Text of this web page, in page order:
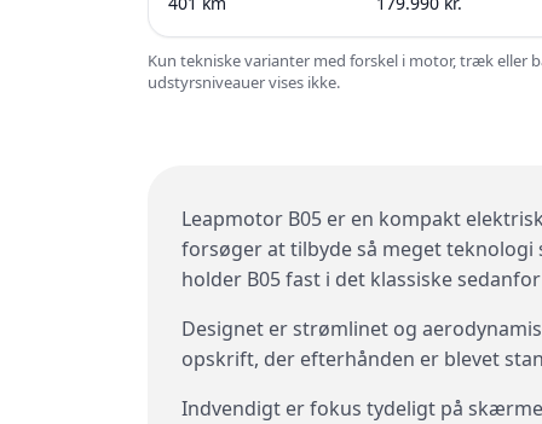
Kun tekniske varianter med forskel i motor, træk eller
udstyrsniveauer vises ikke.
Leapmotor B05 er en kompakt
forsøger at tilbyde så meget teknologi
holder B05 fast i det klassiske
Designet er strømlinet og
opskrift, der efterhånden er blevet
Indvendigt er fokus tydeligt på